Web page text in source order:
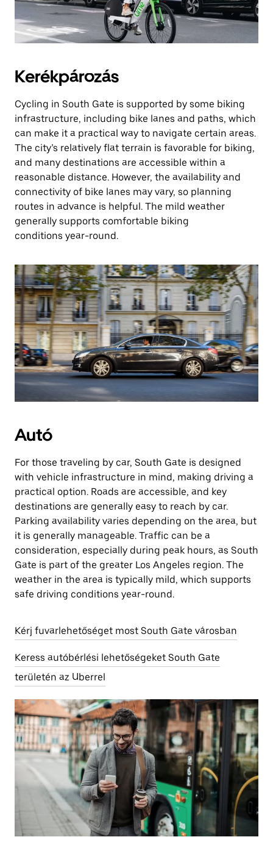
Kerékpározás
Cycling in South Gate is supported by some biking
infrastructure, including bike lanes and paths, which
can make it a practical way to navigate certain areas.
The city’s relatively flat terrain is favorable for biking,
and many destinations are accessible within a
reasonable distance. However, the availability and
connectivity of bike lanes may vary, so planning
routes in advance is helpful. The mild weather
generally supports comfortable biking
conditions year-round.
Autó
For those traveling by car, South Gate is designed
with vehicle infrastructure in mind, making driving a
practical option. Roads are accessible, and key
destinations are generally easy to reach by car.
Parking availability varies depending on the area, but
it is generally manageable. Traffic can be a
consideration, especially during peak hours, as South
Gate is part of the greater Los Angeles region. The
weather in the area is typically mild, which supports
safe driving conditions year-round.
Kérj fuvarlehetőséget most South Gate városban
Keress autóbérlési lehetőségeket South Gate
területén az Uberrel